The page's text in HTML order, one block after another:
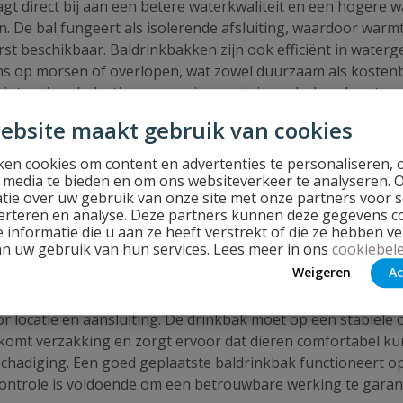
maakt gebruik van cookies
cookies om content en advertenties te personaliseren,
te bieden en om ons websiteverkeer te analyseren.
over uw gebruik van onze site met onze partners voor
en analyse. Deze partners kunnen deze gegevens
informatie die u aan ze heeft verstrekt of die ze hebben
uw gebruik van hun services. Lees meer in ons
Weigeren
direct bij aan een betere waterkwaliteit en een hogere
De bal fungeert als isolerende afsluiting, waardoor
beschikbaar. Baldrinkbakken zijn ook efficiënt in
op morsen of overlopen, wat zowel duurzaam als
belasting en vereisen weinig onderhoud, wat
en vitaliteit van dieren. In de wei, waar dieren
dat dieren altijd toegang hebben tot vers water,
voldoende, wat bijdraagt aan een goede
waterbehoefte. Baldrinkbakken verminderen ook
waterbronnen. Dit ondersteunt een rustig en
dieren als resultaat.
locatie en aansluiting. De drinkbak moet op een
verzakking en zorgt ervoor dat dieren comfortabel
Een goed geplaatste baldrinkbak functioneert
is voldoende om een betrouwbare werking te